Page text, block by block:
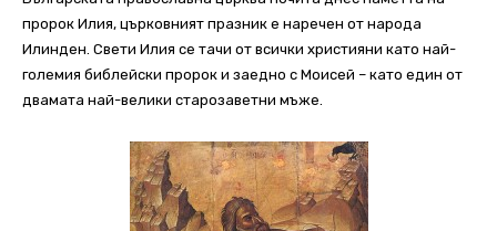
пророк Илия, църковният празник е наречен от народа
Илинден. Свети Илия се тачи от всички християни като най-
големия библейски пророк и заедно с Моисей – като един от
двамата най-велики старозаветни мъже.